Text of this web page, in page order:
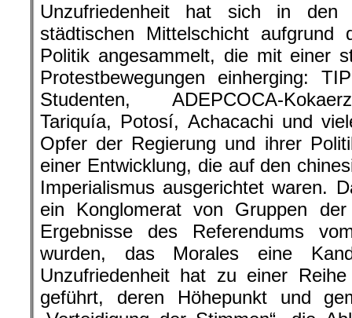
Unzufriedenheit hat sich in den
städtischen Mittelschicht
Politik angesammelt, die mit einer
Protestbewegungen einherging:
Studenten, ADEPCOCA-
Tariquía, Potosí, Achacachi und
Opfer der Regierung und ihrer
einer Entwicklung, die auf den
Imperialismus ausgerichtet waren.
ein Konglomerat von Gruppen
Ergebnisse des Referendums
wurden, das Morales eine
Unzufriedenheit hat zu einer
geführt, deren Höhepunkt und